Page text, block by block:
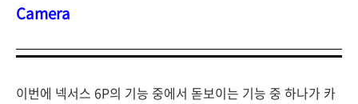
Camera
이번에 넥서스 6P의 기능 중에서 돋보이는 기능 중 하나가 카